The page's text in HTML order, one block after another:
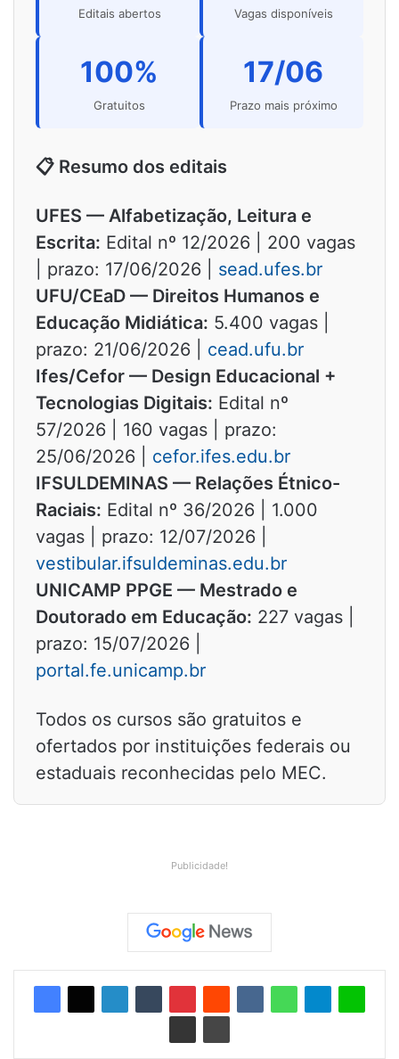
Editais abertos Vagas disponíveis
100%
Gratuitos
17/06
Prazo mais próximo
📋 Resumo dos editais
UFES — Alfabetização, Leitura e
Escrita: Edital nº 12/2026 | 200 vagas
| prazo: 17/06/2026 | sead.ufes.br
UFU/CEaD — Direitos Humanos e
Educação Midiática: 5.400 vagas |
prazo: 21/06/2026 | cead.ufu.br
Ifes/Cefor — Design Educacional +
Tecnologias Digitais: Edital nº
57/2026 | 160 vagas | prazo:
25/06/2026 | cefor.ifes.edu.br
IFSULDEMINAS — Relações Étnico-
Raciais: Edital nº 36/2026 | 1.000
vagas | prazo: 12/07/2026 |
vestibular.ifsuldeminas.edu.br
UNICAMP PPGE — Mestrado e
Doutorado em Educação: 227 vagas |
prazo: 15/07/2026 |
portal.fe.unicamp.br
Todos os cursos são gratuitos e
ofertados por instituições federais ou
estaduais reconhecidas pelo MEC.
Publicidade!